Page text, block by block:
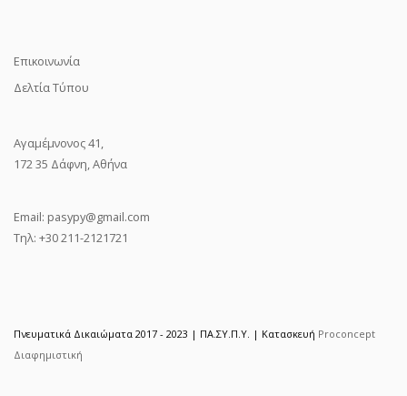
Επικοινωνία
Δελτία Τύπου
Αγαμέμνονος 41,
172 35 Δάφνη, Αθήνα
Email: pasypy@gmail.com
Τηλ: +30 211-2121721
Πνευματικά Δικαιώματα 2017 - 2023 | ΠΑ.ΣΥ.Π.Υ. | Κατασκευή Proconcept
Διαφημιστική